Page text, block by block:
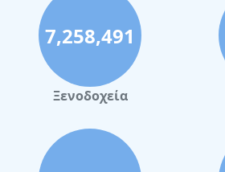
Ξενοδοχεία στην Πάρο
Ξενοδοχεία στο Λουτράκι
Ξενοδοχεία στη Σκιάθο
Ξενοδοχεία στην Πόλη Χανίων
Ξενοδοχεία στο Πόρτο Χέλι
7,258,491
Ξενοδοχεία